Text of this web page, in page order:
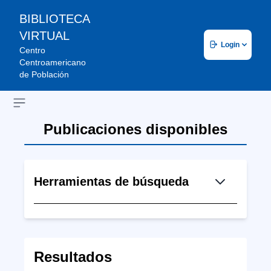
BIBLIOTECA
VIRTUAL
Centro
Centroamericano
de Población
Login
Open sidebar
Publicaciones disponibles
Herramientas de búsqueda
Resultados